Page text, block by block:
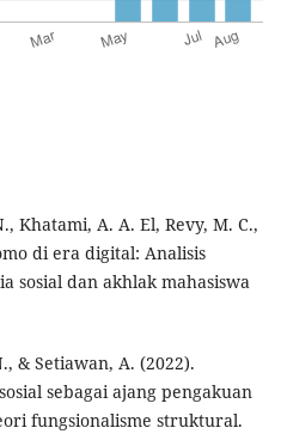
Khatami, A. A. El, Revy, M. C.,
di era digital: Analisis
sosial dan akhlak mahasiswa
& Setiawan, A. (2022).
sebagai ajang pengakuan
fungsionalisme struktural.